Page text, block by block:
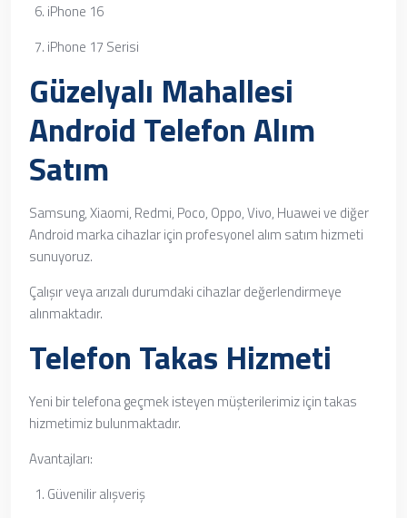
iPhone 16
iPhone 17 Serisi
Güzelyalı Mahallesi
Android Telefon Alım
Satım
Samsung, Xiaomi, Redmi, Poco, Oppo, Vivo, Huawei ve diğer
Android marka cihazlar için profesyonel alım satım hizmeti
sunuyoruz.
Çalışır veya arızalı durumdaki cihazlar değerlendirmeye
alınmaktadır.
Telefon Takas Hizmeti
Yeni bir telefona geçmek isteyen müşterilerimiz için takas
hizmetimiz bulunmaktadır.
Avantajları:
Güvenilir alışveriş